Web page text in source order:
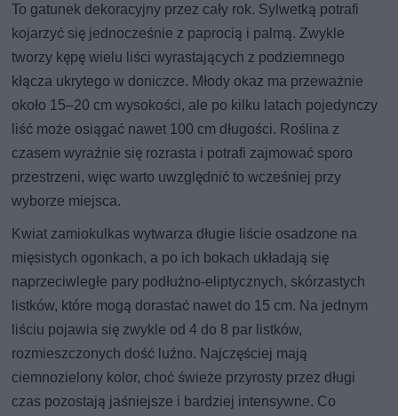
To gatunek dekoracyjny przez cały rok. Sylwetką potrafi
kojarzyć się jednocześnie z paprocią i palmą. Zwykle
tworzy kępę wielu liści wyrastających z podziemnego
kłącza ukrytego w doniczce. Młody okaz ma przeważnie
około 15–20 cm wysokości, ale po kilku latach pojedynczy
liść może osiągać nawet 100 cm długości. Roślina z
czasem wyraźnie się rozrasta i potrafi zajmować sporo
przestrzeni, więc warto uwzględnić to wcześniej przy
wyborze miejsca.
Kwiat zamiokulkas wytwarza długie liście osadzone na
mięsistych ogonkach, a po ich bokach układają się
naprzeciwległe pary podłużno-eliptycznych, skórzastych
listków, które mogą dorastać nawet do 15 cm. Na jednym
liściu pojawia się zwykle od 4 do 8 par listków,
rozmieszczonych dość luźno. Najczęściej mają
ciemnozielony kolor, choć świeże przyrosty przez długi
czas pozostają jaśniejsze i bardziej intensywne. Co